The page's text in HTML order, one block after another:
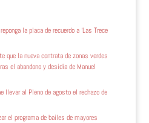
la placa de recuerdo a ‘Las Trece
que la nueva contrata de zonas verdes
el abandono y desidia de Manuel
llevar al Pleno de agosto el rechazo de
el programa de bailes de mayores